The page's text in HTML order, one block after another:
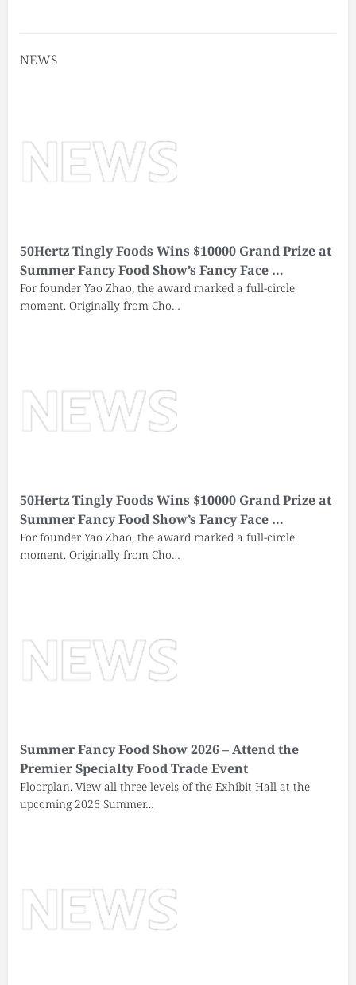
NEWS
50Hertz Tingly Foods Wins $10000 Grand Prize at
Summer Fancy Food Show’s Fancy Face …
For founder Yao Zhao, the award marked a full-circle
moment. Originally from Cho…
50Hertz Tingly Foods Wins $10000 Grand Prize at
Summer Fancy Food Show’s Fancy Face …
For founder Yao Zhao, the award marked a full-circle
moment. Originally from Cho…
Summer Fancy Food Show 2026 – Attend the
Premier Specialty Food Trade Event
Floorplan. View all three levels of the Exhibit Hall at the
upcoming 2026 Summer…